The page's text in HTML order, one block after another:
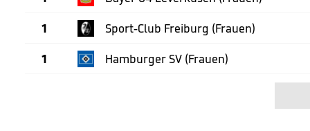
1
Sport-Club Freiburg (Frauen)
1
Hamburger SV (Frauen)